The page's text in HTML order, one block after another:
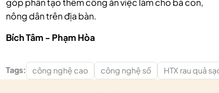
nông dân trên địa bàn.
Bích Tâm - Phạm Hòa
Tags: công nghệ cao công nghệ số HTX rau quả